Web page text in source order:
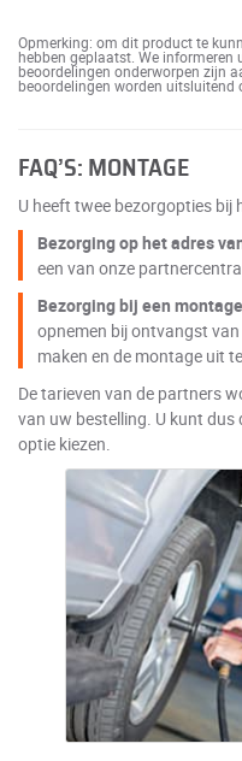
Opmerking: om dit product te
hebben geplaatst. We informeren
beoordelingen onderworpen zijn
beoordelingen worden uitsluitend
FAQ’S: MONTAGE
U heeft twee bezorgopties bij
Bezorging op het adres
een van onze
Bezorging bij een
opnemen bij ontvangst
maken en de montage uit
De tarieven van de partners
van uw bestelling. U kunt
optie kiezen.